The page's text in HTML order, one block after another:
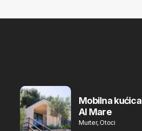
Mobilna kućica
Al Mare
Murter, Otoci